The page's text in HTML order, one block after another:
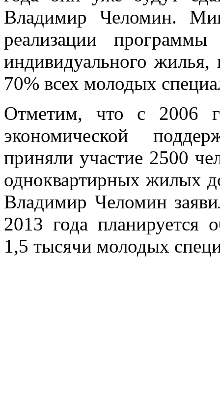
Владимир Челомин.
реализации
индивидуального
70% всех молодых
Отметим, что с 2006
экономической
приняли участие 2500
одноквартирных жилых
Владимир Челомин
2013 года планируется
1,5 тысячи молодых